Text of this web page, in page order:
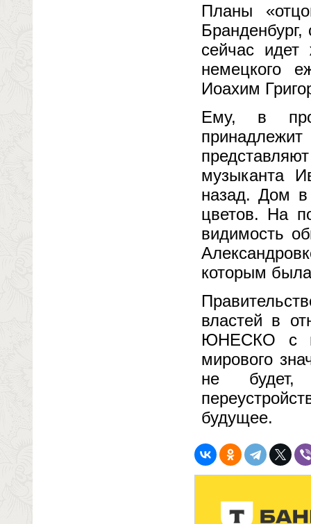
Планы
сейчас идет
немецкого
Иоахим
Ему, в
музыканта
назад. Дом в
цветов. На
видимость
которым
властей в
ЮНЕСКО с
мирового
не будет,
будущее.